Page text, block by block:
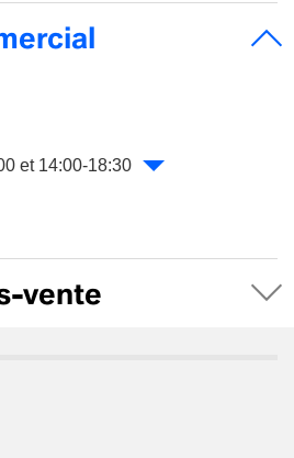
et 14:00-18:30
vente